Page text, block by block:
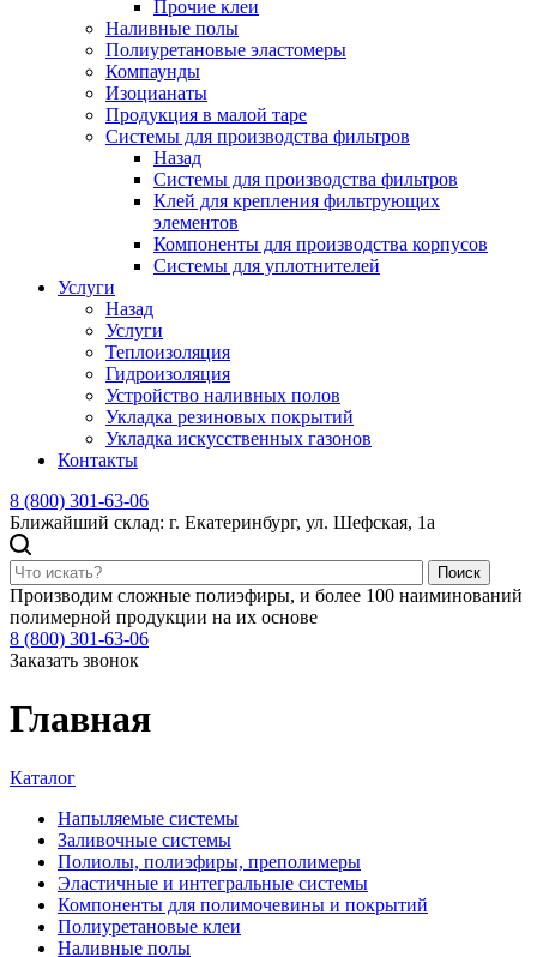
Прочие клеи
Наливные полы
Полиуретановые эластомеры
Компаунды
Изоцианаты
Продукция в малой таре
Системы для производства фильтров
Назад
Системы для производства фильтров
Клей для крепления фильтрующих
элементов
Компоненты для производства корпусов
Системы для уплотнителей
Услуги
Назад
Услуги
Теплоизоляция
Гидроизоляция
Устройство наливных полов
Укладка резиновых покрытий
Укладка искусственных газонов
Контакты
8 (800) 301-63-06
Ближайший склад: г. Екатеринбург, ул. Шефская, 1а
Поиск
Производим сложные полиэфиры, и более 100 наиминований
полимерной продукции на их основе
8 (800) 301-63-06
Заказать звонок
Главная
Каталог
Напыляемые системы
Заливочные системы
Полиолы, полиэфиры, преполимеры
Эластичные и интегральные системы
Компоненты для полимочевины и покрытий
Полиуретановые клеи
Наливные полы